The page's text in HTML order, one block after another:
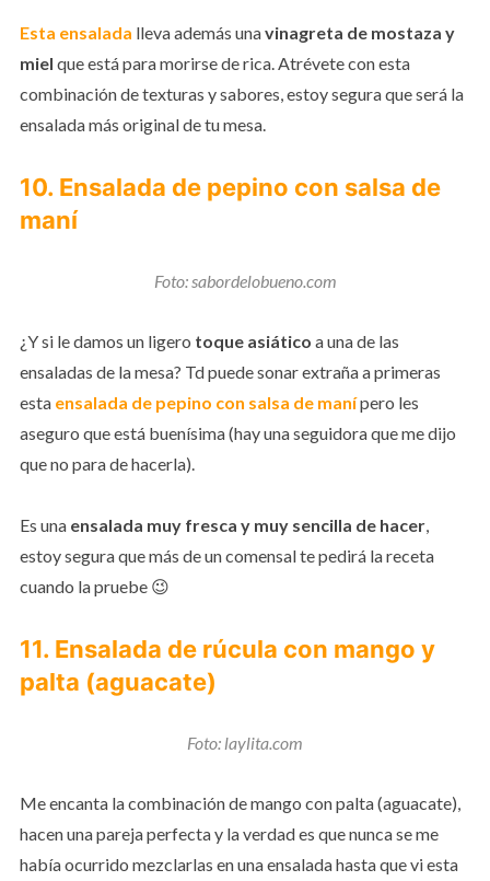
Esta ensalada lleva además unavinagreta de mostaza y
miel que está para morirse de rica. Atrévete con esta
combinación de texturas y sabores, estoy segura que será la
ensalada más original de tu mesa.
10. Ensalada de pepino con salsa de
maní
Foto: sabordelobueno.com
¿Y si le damos un ligero toque asiático a una de las
ensaladas de la mesa? Tdpuede sonar extraña a primeras
esta ensalada de pepino con salsa de manípero les
aseguro que está buenísima (hay una seguidora que me dijo
que no para de hacerla).
Es una ensalada muy fresca y muy sencilla de hacer,
estoy segura que más de un comensal te pedirá la receta
cuando la pruebe 😉
11. Ensalada de rúcula con mango y
palta (aguacate)
Foto: laylita.com
Me encanta la combinación de mango con palta (aguacate),
hacen una pareja perfecta y la verdad es que nunca se me
había ocurrido mezclarlas en una ensalada hasta que vi esta